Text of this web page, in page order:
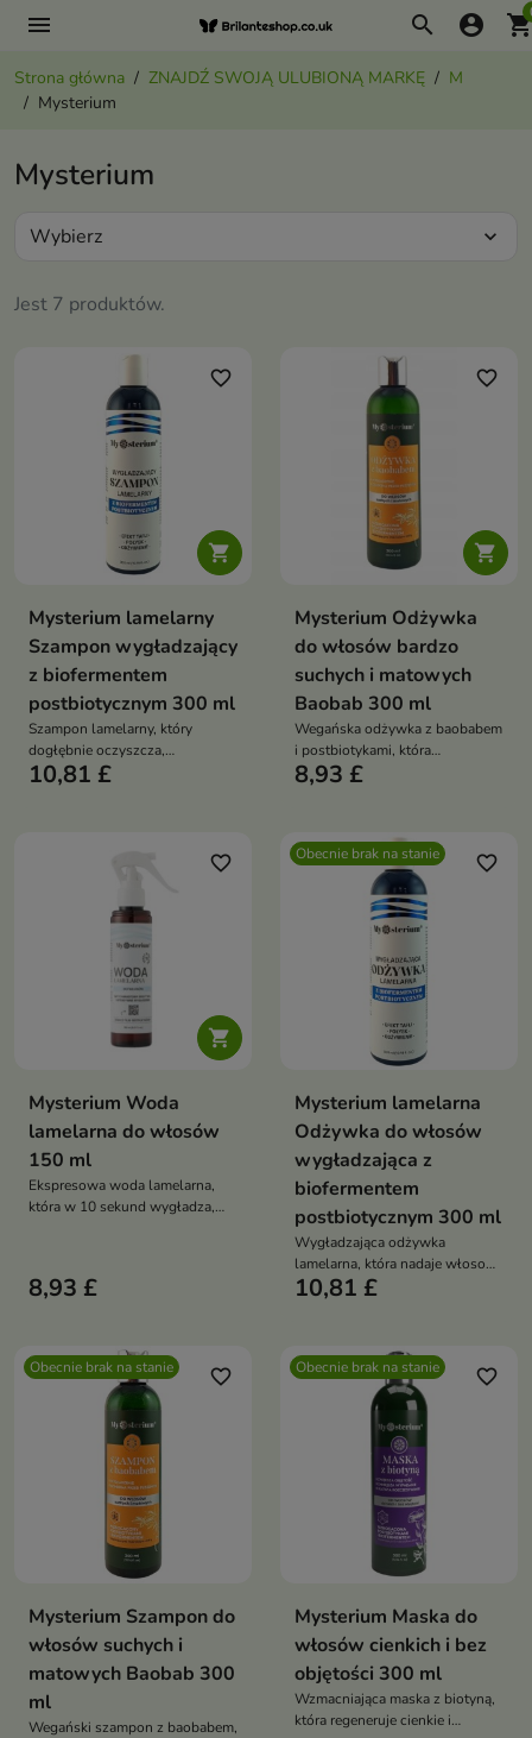
menu search account_circle
Strona główna ZNAJDŹ SWOJĄ ULUBIONĄ MARKĘ
M
Mysterium
Mysterium
Jest 7 produktów.
Wybierz expand_more

favorite_border
Mysterium lamelarny
Szampon wygładzający
z biofermentem
postbiotycznym 300 ml
Szampon lamelarny, który
dogłębnie oczyszcza,
intensywnie nawilża i wygładza
10,81 £

favorite_border
Mysterium Odżywka
do włosów bardzo
suchych i matowych
Baobab 300 ml
Wegańska odżywka z baobabem
i postbiotykami, która
intensywnie nawilża, wygładza
8,93 £

favorite_border
Mysterium Woda
lamelarna do włosów
150 ml
Ekspresowa woda lamelarna,
która w 10 sekund wygładza,
8,93 £
Obecnie brak na stanie favorite_border
Mysterium lamelarna
Odżywka do włosów
wygładzająca z
biofermentem
postbiotycznym 300 ml
Wygładzająca odżywka
lamelarna, która nadaje włosom
efekt tafli, ogranicza puszenie i
10,81 £
Obecnie brak na stanie favorite_border
Mysterium Szampon do
włosów suchych i
matowych Baobab 300
ml
Wegański szampon z baobabem,
Obecnie brak na stanie favorite_border
Mysterium Maska do
włosów cienkich i bez
objętości 300 ml
Wzmacniająca maska z biotyną,
która regeneruje cienkie i